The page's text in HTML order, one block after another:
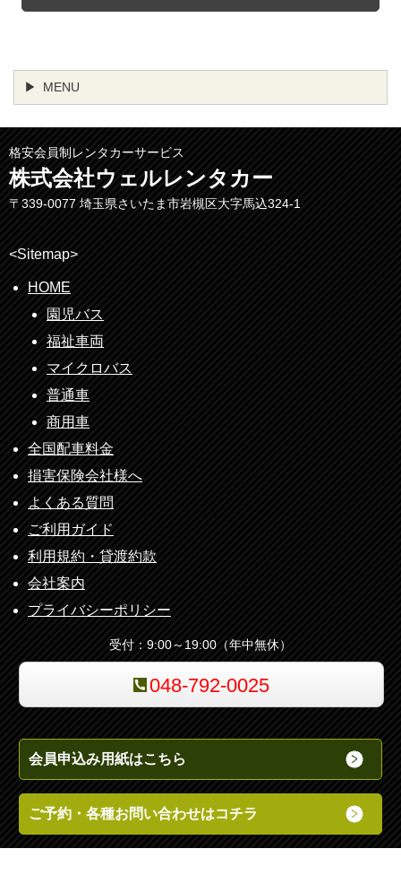
MENU
格安会員制レンタカーサービス
株式会社ウェルレンタカー
〒339-0077 埼玉県さいたま市岩槻区大字馬込324-1
<Sitemap>
HOME
園児バス
福祉車両
マイクロバス
普通車
商用車
全国配車料金
損害保険会社様へ
よくある質問
ご利用ガイド
利用規約・貸渡約款
会社案内
プライバシーポリシー
受付：9:00～19:00（年中無休）
048-792-0025
会員申込み用紙はこちら
ご予約・各種お問い合わせはコチラ